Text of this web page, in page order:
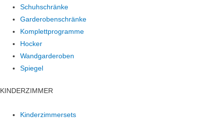
Schuhschränke
Garderobenschränke
Komplettprogramme
Hocker
Wandgarderoben
Spiegel
KINDERZIMMER
Kinderzimmersets